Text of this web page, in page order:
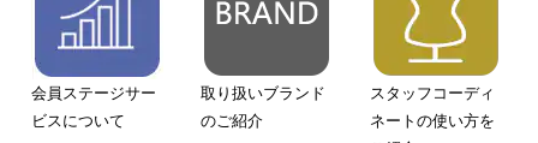
会員ステージサー
ビスについて
取り扱いブランド
のご紹介
スタッフコーディ
ネートの使い方を